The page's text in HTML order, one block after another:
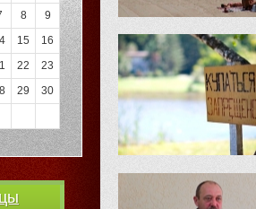
8
9
15
16
22
23
29
30